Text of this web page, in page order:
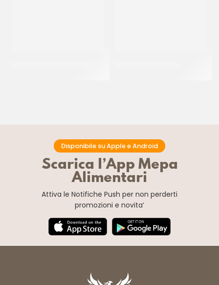
Disponibile su Apple e Android
Scarica l’App Mepa
Alimentari
Attiva le Notifiche Push per non perderti
promozioni e novita’